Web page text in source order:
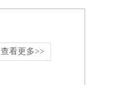
查看更多>>